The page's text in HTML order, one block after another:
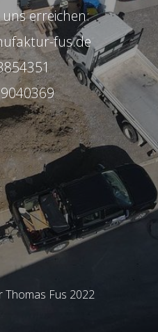
erreichen:
fus.de
Fus 2022